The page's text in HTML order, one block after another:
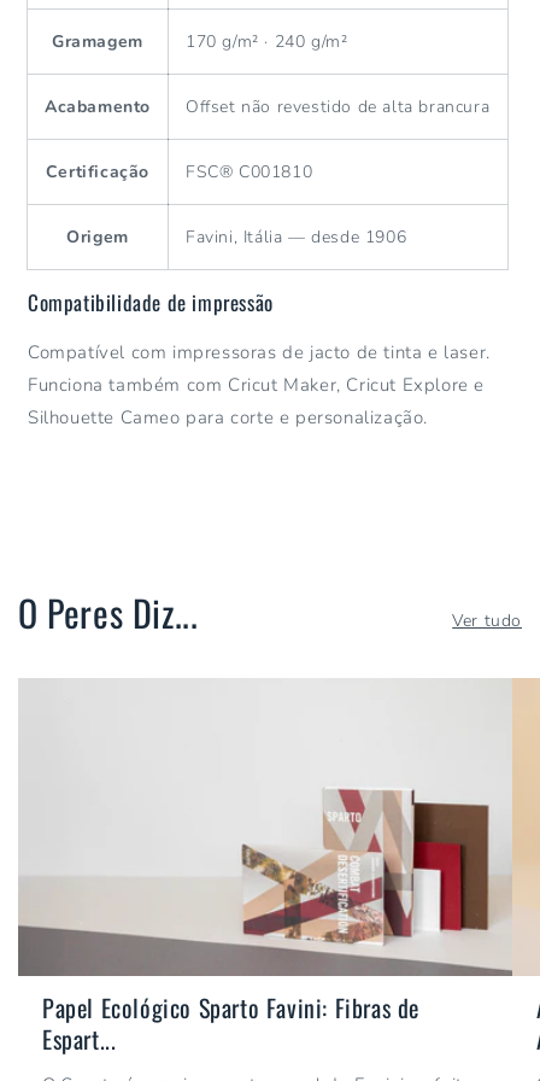
Gramagem 170 g/m² · 240 g/m²
Acabamento Offset não revestido de alta brancura
Certificação FSC® C001810
Origem Favini, Itália — desde 1906
Compatibilidade de impressão
Compatível com impressoras de jacto de tinta e laser.
Funciona também com Cricut Maker, Cricut Explore e
Silhouette Cameo para corte e personalização.
O Peres Diz... Ver tudo
Papel Ecológico Sparto Favini: Fibras de
Espart...